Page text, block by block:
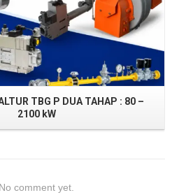
TBG P DUA TAHAP : 80 –
2100 kW
No comment yet.